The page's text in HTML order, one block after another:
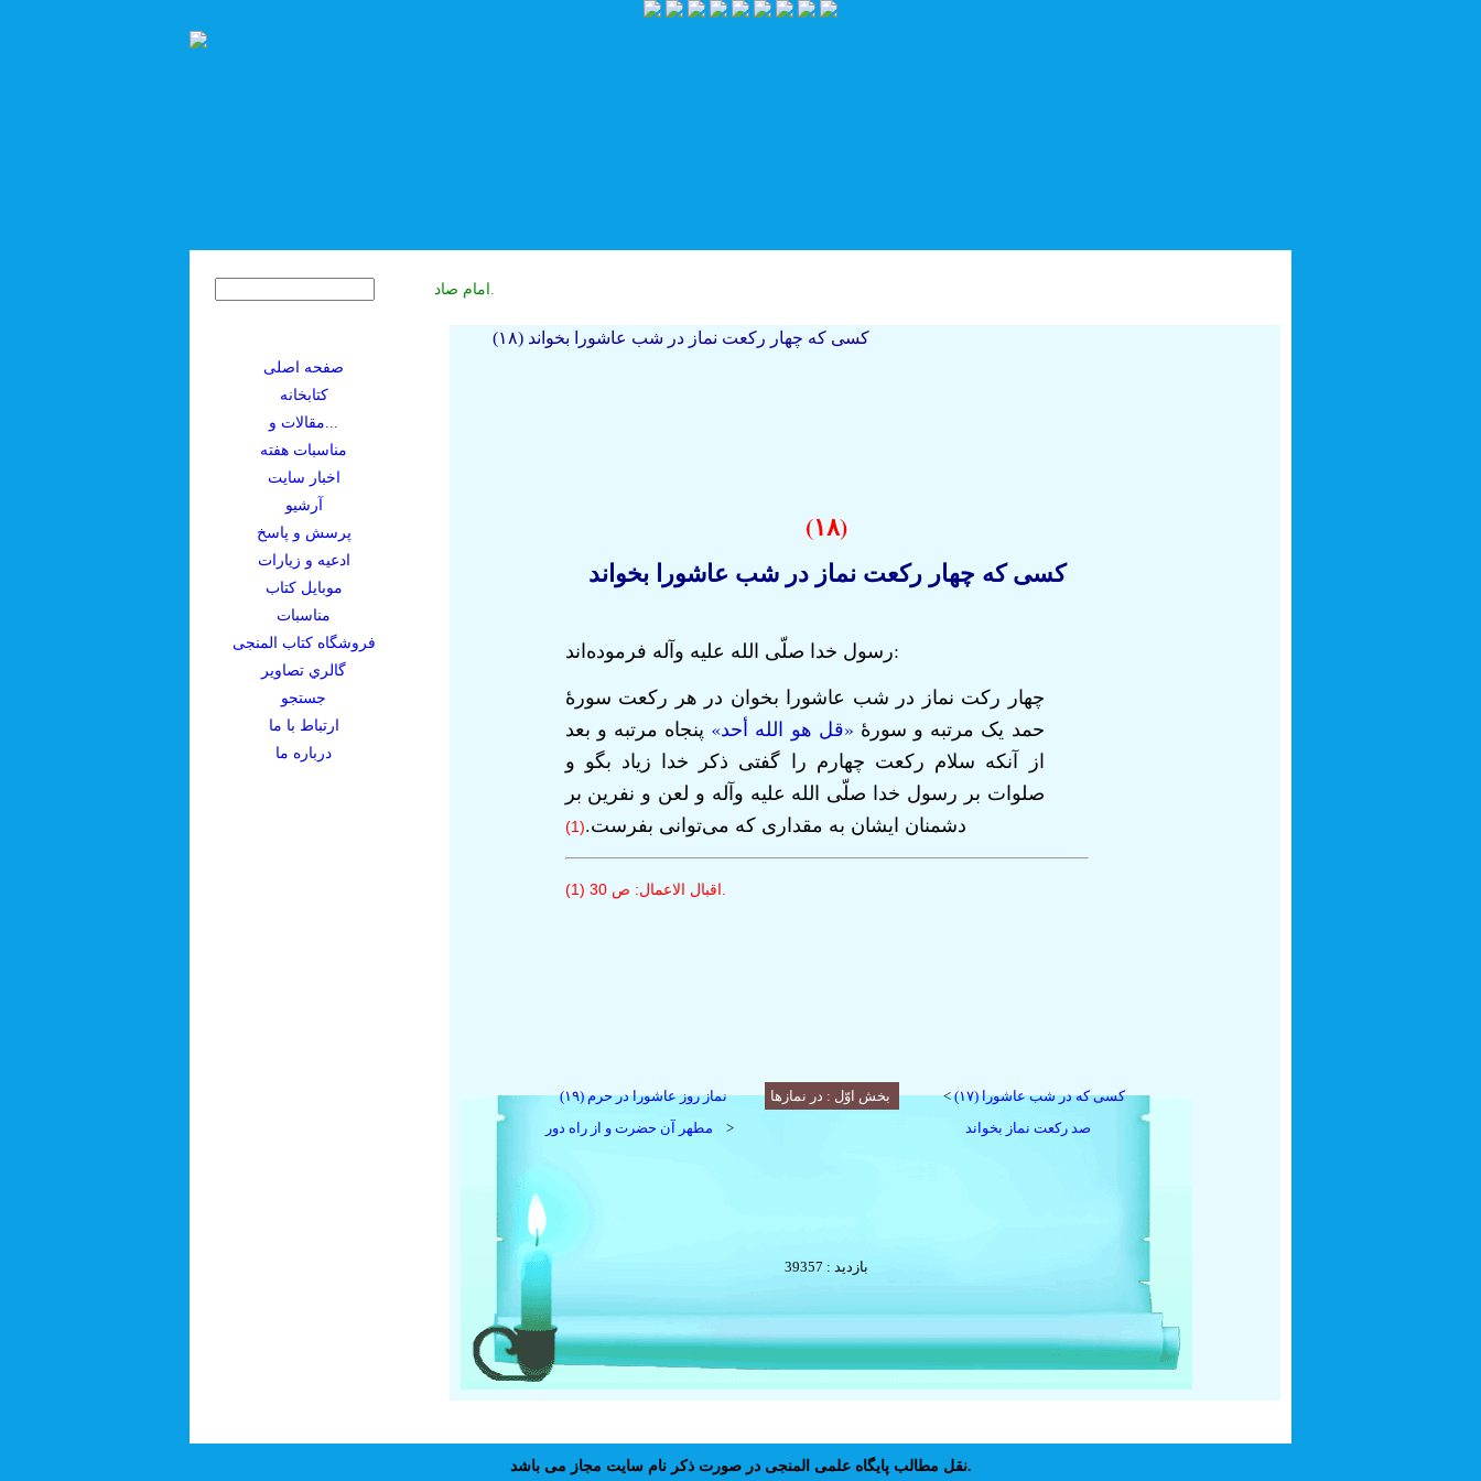
امام صادق علیه السلام : اگر من زمان او (حضرت مهدی علیه السلام ) را درک کنم ، در تمام زندگی و حیاتم به او خدمت می کنم.
(۱۸) کسی که چهار رکعت نماز در شب عاشورا بخواند
(۱۸)
کسی که چهار رکعت نماز در شب عاشورا بخواند
رسول خدا صلّی الله علیه وآله فرموده‌اند:
چهار رکت نماز در شب عاشورا بخوان در هر رکعت سورۀ
حمد یک مرتبه و سورۀ «قل هو الله أحد» پنجاه مرتبه و بعد
از آنکه سلام رکعت چهارم را گفتی ذکر خدا زیاد بگو و
صلوات بر رسول خدا صلّی الله علیه وآله و لعن و نفرین بر
دشمنان ایشان به مقداری که می‌توانی بفرست.(1)
<(۱۷) کسی که در شب عاشورا
صد رکعت نماز بخواند
(۱۹) نماز روز عاشورا در حرم
مطهر آن حضرت و از راه دور >
بازدید : 39357
صفحه اصلی
کتابخانه
مقالات و...
مناسبات هفته
اخبار سايت
آرشيو
پرسش و پاسخ
ادعيه و زيارات
موبايل کتاب
مناسبات
فروشگاه کتاب المنجی
گالري تصاوير
جستجو
ارتباط با ما
درباره ما
نقل مطالب پايگاه علمى المنجى در صورت ذکر نام سايت مجاز مى باشد.